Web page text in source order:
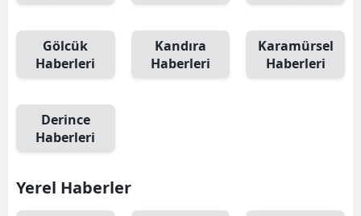
Gölcük
Haberleri
Kandıra
Haberleri
Karamürsel
Haberleri
Derince
Haberleri
Yerel Haberler